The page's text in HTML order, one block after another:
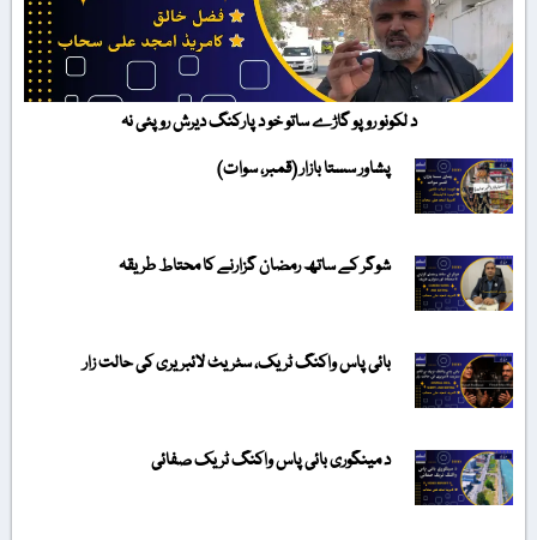
د لکونو روپو گاڑے ساتو خو د پارکنگ دیرش روپئی نہ
پشاور سستا بازار (قمبر، سوات)
شوگر کے ساتھ رمضان گزارنے کا محتاط طریقہ
بائی پاس واکنگ ٹریک، سٹریٹ لائبریری کی حالت زار
د مینگوری بائی پاس واکنگ ٹریک صفائی